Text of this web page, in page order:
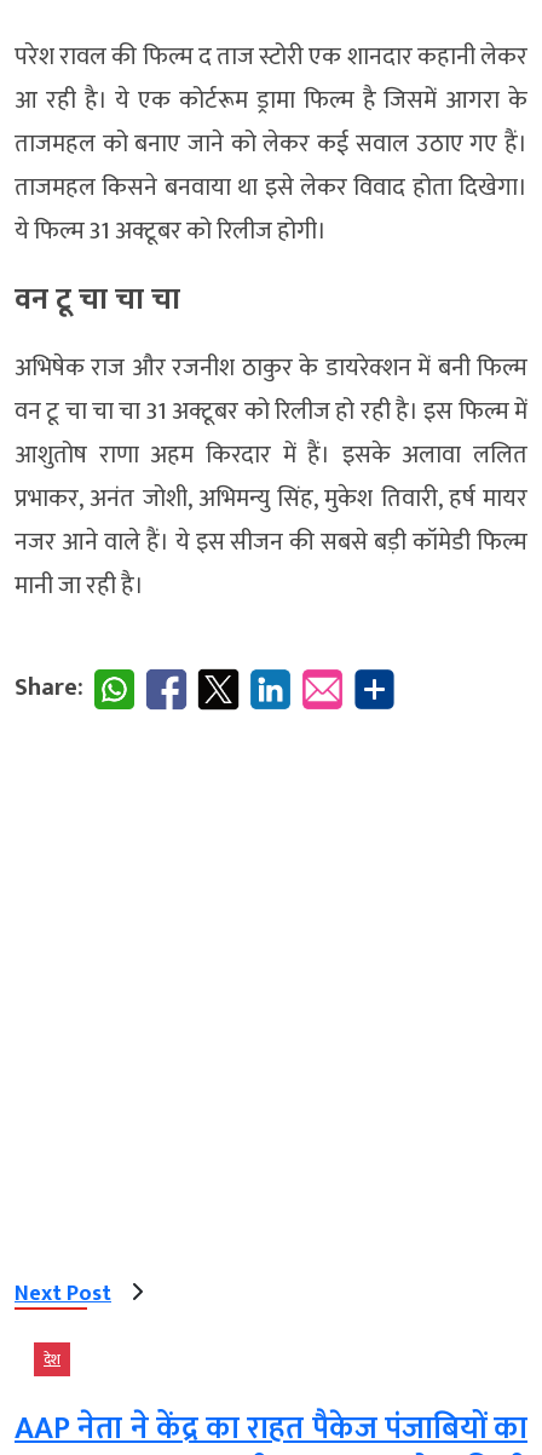
परेश रावल की फिल्म द ताज स्टोरी एक शानदार कहानी लेकर
आ रही है। ये एक कोर्टरूम ड्रामा फिल्म है जिसमें आगरा के
ताजमहल को बनाए जाने को लेकर कई सवाल उठाए गए हैं।
ताजमहल किसने बनवाया था इसे लेकर विवाद होता दिखेगा।
ये फिल्म 31 अक्टूबर को रिलीज होगी।
वन टू चा चा चा
अभिषेक राज और रजनीश ठाकुर के डायरेक्शन में बनी फिल्म
वन टू चा चा चा 31 अक्टूबर को रिलीज हो रही है। इस फिल्म में
आशुतोष राणा अहम किरदार में हैं। इसके अलावा ललित
प्रभाकर, अनंत जोशी, अभिमन्यु सिंह, मुकेश तिवारी, हर्ष मायर
नजर आने वाले हैं। ये इस सीजन की सबसे बड़ी कॉमेडी फिल्म
मानी जा रही है।
Share:
Next Post
देश
AAP नेता ने केंद्र का राहत पैकेज पंजाबियों का